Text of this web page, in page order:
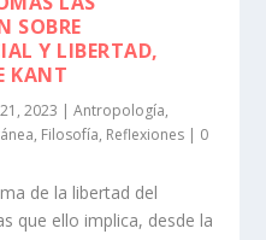
SOBRE
Y LIBERTAD,
KANT
2023 |Antropología,
, Filosofía, Reflexiones | 0
de la libertad del
que ello implica, desde la